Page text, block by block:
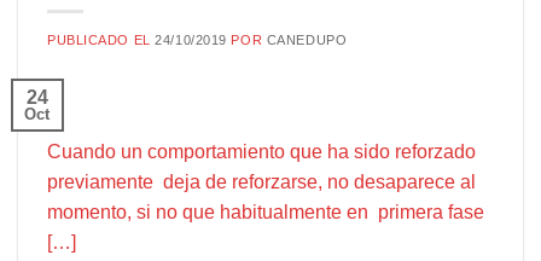
PUBLICADO EL24/10/2019 POR CANEDUPO
24
Oct
Cuando un comportamiento que ha sido reforzado
previamente deja de reforzarse, no desaparece al
momento, si no que habitualmente en primera fase
[…]